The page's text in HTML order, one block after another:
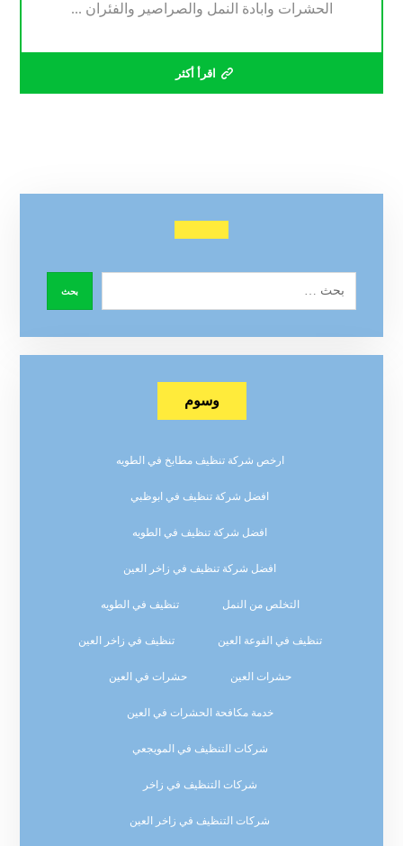
الحشرات وابادة النمل والصراصير والفئران ...
اقرأ أكثر
وسوم
ارخص شركة تنظيف مطابخ في الطويه
افضل شركة تنظيف في ابوظبي
افضل شركة تنظيف في الطويه
افضل شركة تنظيف في زاخر العين
التخلص من النمل تنظيف في الطويه
تنظيف في الفوعة العين تنظيف في زاخر العين
حشرات العين حشرات في العين
خدمة مكافحة الحشرات في العين
شركات التنظيف في المويجعي
شركات التنظيف في زاخر
شركات التنظيف في زاخر العين